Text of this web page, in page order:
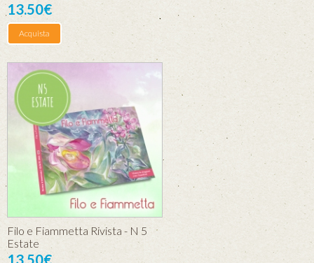
13.50€
Acquista
Filo e Fiammetta Rivista - N 5
Estate
13.50€